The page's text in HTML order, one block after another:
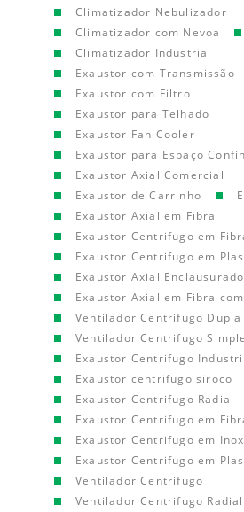
Climatizador Nebulizador
Climatizador com Nevoa
Climatizador Industrial
Exaustor com Transmissão
Exaustor com Filtro
Exaustor para Telhado
Exaustor Fan Cooler
Exaustor para Espaço
Exaustor Axial Comercial
Exaustor de Carrinho
Exaustor Axial em Fibra
Exaustor Centrifugo em
Exaustor Centrifugo em
Exaustor Axial
Exaustor Axial em Fibra
Ventilador Centrifugo Dupla
Ventilador Centrifugo
Exaustor Centrifugo
Exaustor centrifugo siroco
Exaustor Centrifugo Radial
Exaustor Centrifugo em
Exaustor Centrifugo em Inox
Exaustor Centrifugo em
Ventilador Centrifugo
Ventilador Centrifugo Radial